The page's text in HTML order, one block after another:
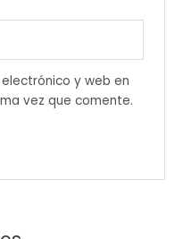
y web en
vez que comente.